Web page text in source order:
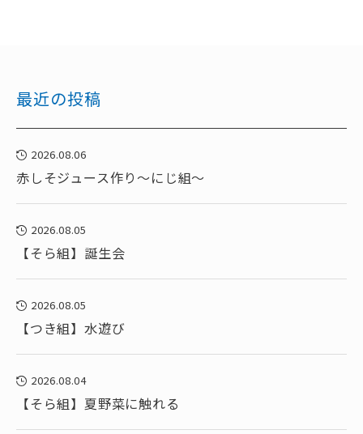
最近の投稿
2026.08.06
赤しそジュース作り～にじ組～
2026.08.05
【そら組】誕生会
2026.08.05
【つき組】水遊び
2026.08.04
【そら組】夏野菜に触れる